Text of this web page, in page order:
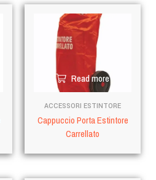
Read more
ACCESSORI ESTINTORE
Cappuccio Porta Estintore
Carrellato